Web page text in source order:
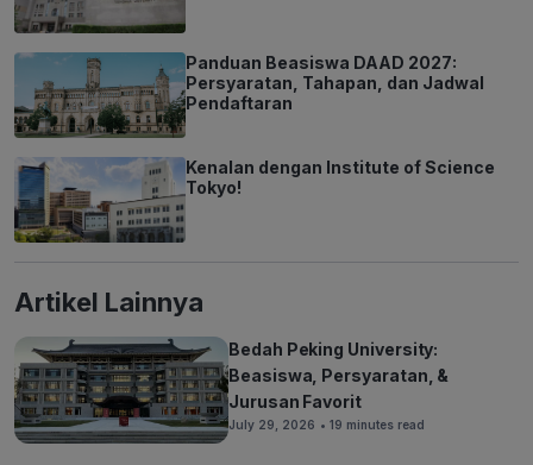
Panduan Beasiswa DAAD 2027:
Persyaratan, Tahapan, dan Jadwal
Pendaftaran
Kenalan dengan Institute of Science
Tokyo!
Artikel Lainnya
Bedah Peking University:
Beasiswa, Persyaratan, &
Jurusan Favorit
July 29, 2026 • 19 minutes read